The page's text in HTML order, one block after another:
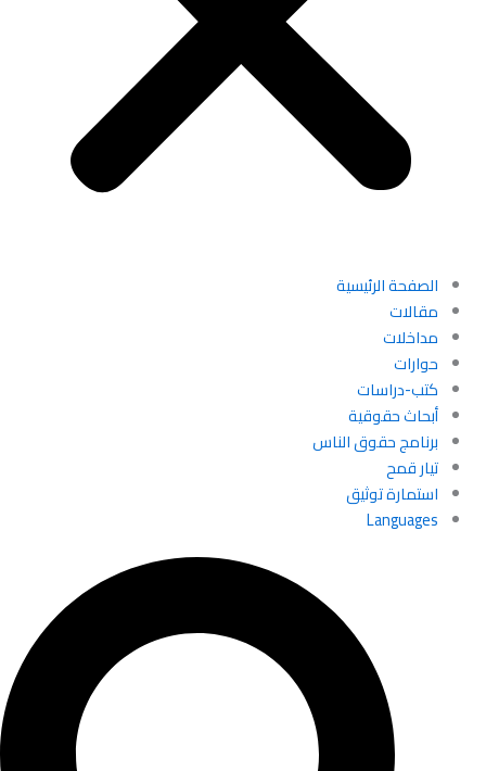
الصفحة الرئيسية
مقالات
مداخلات
حوارات
كتب-دراسات
أبحاث حقوقية
برنامج حقوق الناس
تيار قمح
استمارة توثيق
Languages